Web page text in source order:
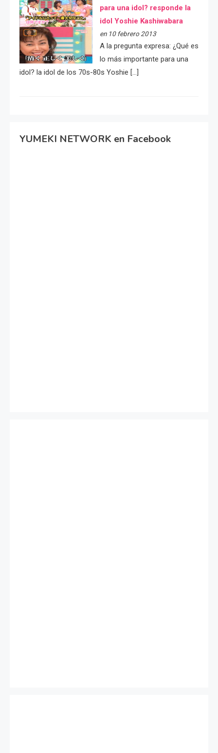
para una idol? responde la
idol Yoshie Kashiwabara
en 10 febrero 2013
A la pregunta expresa: ¿Qué es
lo más importante para una
idol? la idol de los 70s-80s Yoshie […]
YUMEKI NETWORK en Facebook